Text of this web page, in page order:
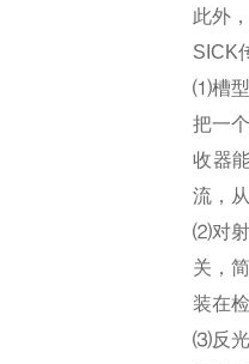
此外
SICK
⑴槽型
把一
收器
流，
⑵对射
关，
装在
⑶反光